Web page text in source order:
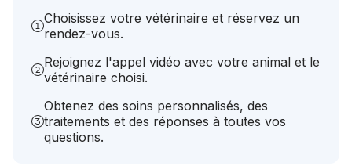
Choisissez votre vétérinaire et réservez un
rendez-vous.
Rejoignez l'appel vidéo avec votre animal et le
vétérinaire choisi.
Obtenez des soins personnalisés, des
traitements et des réponses à toutes vos
questions.